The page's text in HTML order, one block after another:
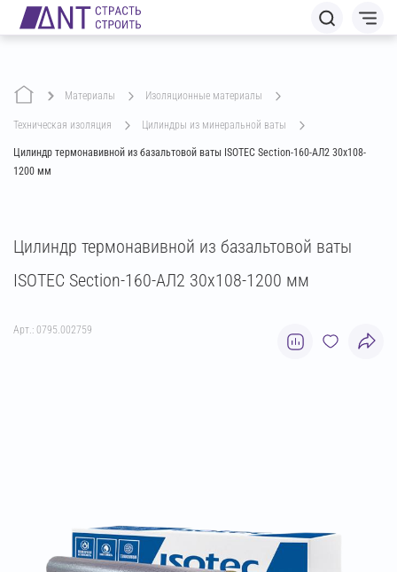
Материалы изоляционные материалы
техническая изоляция цилиндры из минеральной ваты
Цилиндр термонавивной из базальтовой ваты ISOTEC Section-160-АЛ2 30х108-
1200 мм
Цилиндр термонавивной из базальтовой ваты
ISOTEC Section-160-АЛ2 30х108-1200 мм
Арт.: 0795.002759